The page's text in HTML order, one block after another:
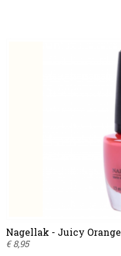
Nagellak - Juicy Orange
€ 8,95